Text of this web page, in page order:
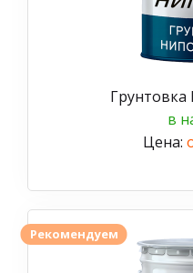
в
Цена:
Рекомендуем